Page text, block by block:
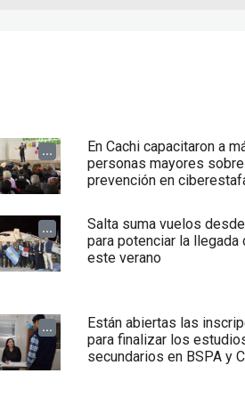
...
En Cachi capacitaron a
personas mayores sobre
prevención en
...
Salta suma vuelos
para potenciar la llegada
este verano
...
Están abiertas las
para finalizar los
secundarios en BSPA y